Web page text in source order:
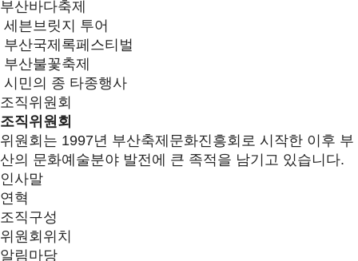
부산바다축제
세븐브릿지 투어
부산국제록페스티벌
부산불꽃축제
시민의 종 타종행사
조직위원회
조직위원회
위원회는 1997년 부산축제문화진흥회로 시작한 이후 부
산의 문화예술분야 발전에 큰 족적을 남기고 있습니다.
인사말
연혁
조직구성
위원회위치
알림마당